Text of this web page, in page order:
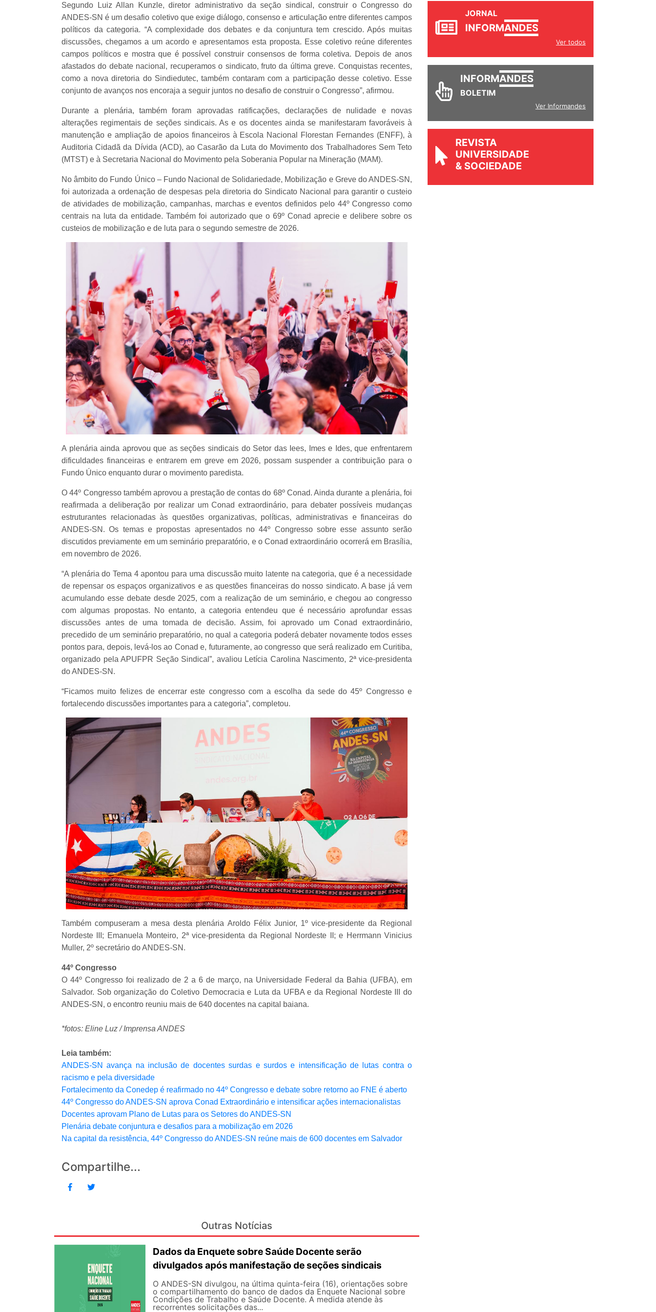
Segundo Luiz Allan Kunzle, diretor administrativo da seção sindical, construir o Congresso do
ANDES-SN é um desafio coletivo que exige diálogo, consenso e articulação entre diferentes campos
políticos da categoria. “A complexidade dos debates e da conjuntura tem crescido. Após muitas
discussões, chegamos a um acordo e apresentamos esta proposta. Esse coletivo reúne diferentes
campos políticos e mostra que é possível construir consensos de forma coletiva. Depois de anos
afastados do debate nacional, recuperamos o sindicato, fruto da última greve. Conquistas recentes,
como a nova diretoria do Sindiedutec, também contaram com a participação desse coletivo. Esse
conjunto de avanços nos encoraja a seguir juntos no desafio de construir o Congresso”, afirmou.
Durante a plenária, também foram aprovadas ratificações, declarações de nulidade e novas
alterações regimentais de seções sindicais. As e os docentes ainda se manifestaram favoráveis à
manutenção e ampliação de apoios financeiros à Escola Nacional Florestan Fernandes (ENFF), à
Auditoria Cidadã da Dívida (ACD), ao Casarão da Luta do Movimento dos Trabalhadores Sem Teto
(MTST) e à Secretaria Nacional do Movimento pela Soberania Popular na Mineração (MAM).
No âmbito do Fundo Único – Fundo Nacional de Solidariedade, Mobilização e Greve do ANDES-SN,
foi autorizada a ordenação de despesas pela diretoria do Sindicato Nacional para garantir o custeio
de atividades de mobilização, campanhas, marchas e eventos definidos pelo 44º Congresso como
centrais na luta da entidade. Também foi autorizado que o 69º Conad aprecie e delibere sobre os
custeios de mobilização e de luta para o segundo semestre de 2026.
A plenária ainda aprovou que as seções sindicais do Setor das Iees, Imes e Ides, que enfrentarem
dificuldades financeiras e entrarem em greve em 2026, possam suspender a contribuição para o
Fundo Único enquanto durar o movimento paredista.
O 44º Congresso também aprovou a prestação de contas do 68º Conad. Ainda durante a plenária, foi
reafirmada a deliberação por realizar um Conad extraordinário, para debater possíveis mudanças
estruturantes relacionadas às questões organizativas, políticas, administrativas e financeiras do
ANDES-SN. Os temas e propostas apresentados no 44º Congresso sobre esse assunto serão
discutidos previamente em um seminário preparatório, e o Conad extraordinário ocorrerá em Brasília,
em novembro de 2026.
“A plenária do Tema 4 apontou para uma discussão muito latente na categoria, que é a necessidade
de repensar os espaços organizativos e as questões financeiras do nosso sindicato. A base já vem
acumulando esse debate desde 2025, com a realização de um seminário, e chegou ao congresso
com algumas propostas. No entanto, a categoria entendeu que é necessário aprofundar essas
discussões antes de uma tomada de decisão. Assim, foi aprovado um Conad extraordinário,
precedido de um seminário preparatório, no qual a categoria poderá debater novamente todos esses
pontos para, depois, levá-los ao Conad e, futuramente, ao congresso que será realizado em Curitiba,
organizado pela APUFPR Seção Sindical”, avaliou Letícia Carolina Nascimento, 2ª vice-presidenta
do ANDES-SN.
“Ficamos muito felizes de encerrar este congresso com a escolha da sede do 45º Congresso e
fortalecendo discussões importantes para a categoria”, completou.
Também compuseram a mesa desta plenária Aroldo Félix Junior, 1º vice-presidente da Regional
Nordeste III; Emanuela Monteiro, 2ª vice-presidenta da Regional Nordeste II; e Herrmann Vinicius
Muller, 2º secretário do ANDES-SN.
44º Congresso
O 44º Congresso foi realizado de 2 a 6 de março, na Universidade Federal da Bahia (UFBA), em
Salvador. Sob organização do Coletivo Democracia e Luta da UFBA e da Regional Nordeste III do
ANDES-SN, o encontro reuniu mais de 640 docentes na capital baiana.
*fotos: Eline Luz / Imprensa ANDES
Leia também:
ANDES-SN avança na inclusão de docentes surdas e surdos e intensificação de lutas contra o
racismo e pela diversidade
Fortalecimento da Conedep é reafirmado no 44º Congresso e debate sobre retorno ao FNE é aberto
44º Congresso do ANDES-SN aprova Conad Extraordinário e intensificar ações internacionalistas
Docentes aprovam Plano de Lutas para os Setores do ANDES-SN
Plenária debate conjuntura e desafios para a mobilização em 2026
Na capital da resistência, 44º Congresso do ANDES-SN reúne mais de 600 docentes em Salvador
Compartilhe...
Outras Notícias
Dados da Enquete sobre Saúde Docente serão
divulgados após manifestação de seções sindicais
O ANDES-SN divulgou, na última quinta-feira (16), orientações sobre
o compartilhamento do banco de dados da Enquete Nacional sobre
Condições de Trabalho e Saúde Docente. A medida atende às
recorrentes solicitações das...
JORNAL
Ver todos
INFORM
Ver Informandes
REVISTA
UNIVERSIDADE